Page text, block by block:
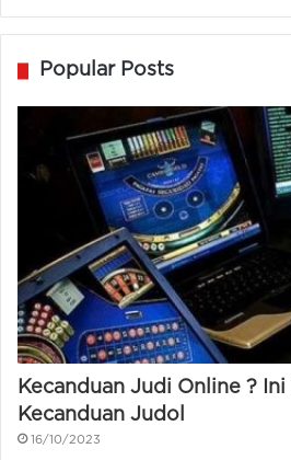
Popular Posts
Kecanduan Judi Online ?
Kecanduan Judol
16/10/2023